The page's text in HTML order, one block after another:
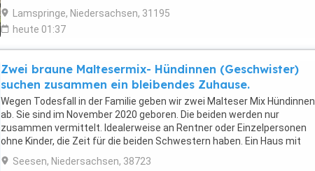
National) und mit einem Chip gekennzeichnet. Das ...
Lamspringe, Niedersachsen, 31195
heute 01:37
Zwei braune Maltesermix- Hündinnen (Geschwister)
suchen zusammen ein bleibendes Zuhause.
Wegen Todesfall in der Familie geben wir zwei Malteser Mix Hündinnen
ab. Sie sind im November 2020 geboren. Die beiden werden nur
zusammen vermittelt. Idealerweise an Rentner oder Einzelpersonen
ohne Kinder, die Zeit für die beiden Schwestern haben. Ein Haus mit
Garten wäre wünschenswert. Sie bekommen ...
Seesen, Niedersachsen, 38723